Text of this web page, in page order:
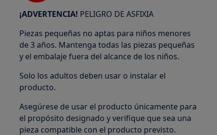
¡ADVERTENCIA! PELIGRO DE ASFIXIA
Piezas pequeñas no aptas para niños menores
de 3 años. Mantenga todas las piezas pequeñas
y el embalaje fuera del alcance de los niños.
Solo los adultos deben usar o instalar el
producto.
Asegúrese de usar el producto únicamente para
el propósito designado y verifique que sea una
pieza compatible con el producto previsto.